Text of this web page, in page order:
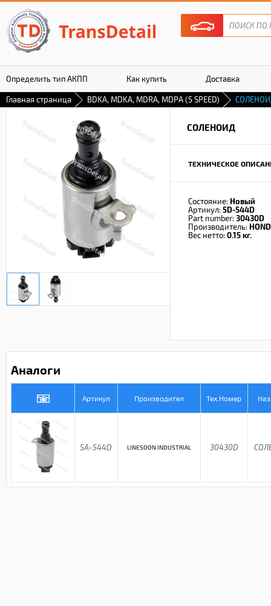
Определить тип АКПП Как купить Доставка
Гарантия
Главная страница BDKA, MDKA, MDRA, MDPA (5 SPEED)
СОЛЕНОИД
ТЕХНИЧЕСКОЕ
Состояние: Новый
Артикул: 5D-544D
Part number: 30430D
Производитель:
Вес нетто: 0.15 кг.
Аналоги
Артикул Производител Тех.Номер
5A-544D LINESOON INDUSTRIAL 30430D